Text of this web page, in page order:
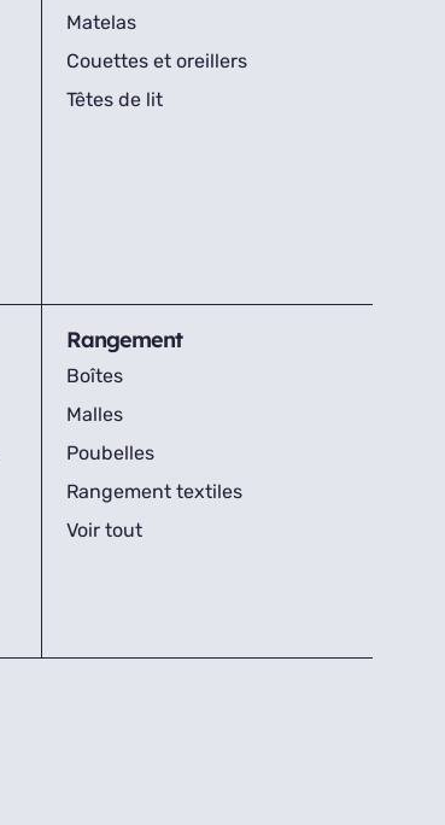
Matelas
Couettes et oreillers
Têtes de lit
Rangement
Boîtes
Malles
Poubelles
Rangement textiles
Voir tout